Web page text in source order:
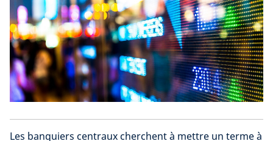
Les banquiers centraux cherchent à mettre un terme à